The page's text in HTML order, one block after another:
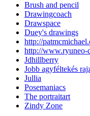
Brush and pencil
Drawingcoach
Drawspace
Duey's drawings
http://
http://www.ryuneo-
Jdhillberry
Jobb agyféltekés
Jullia
Posemaniacs
The portraitart
Zindy Zone